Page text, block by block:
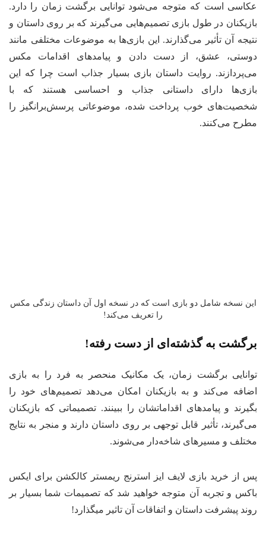
عکاسی است که متوجه می‌شود توانایی برگشت زمان را دارد.
بازیکنان در طول بازی تصمیم‌هایی می‌گیرند که بر روی داستان و
نتیجه آن تأثیر می‌گذارند. این بازی‌ها به موضوعات مختلفی مانند
دوستی، عشق، از دست دادن و پیامدهای اقدامات مکس
می‌پردازند. روایت داستان بازی بسیار جذاب است چرا که این
بازی‌ها دارای داستانی جذاب و احساسی هستند که با
شخصیت‌های خوب پرداخت شده، موضوعاتی پرسش‌برانگیز را
مطرح می‌کنند.
این نسخه شامل دو بازی است که در نسخه اول آن داستان زندگی مکس
را تعریف می‌کند!
برگشت به گذشته‌ای از دست رفته!
توانایی برگشت زمان، یک مکانیک منحصر به فرد را به بازی
اضافه می‌کند و به بازیکنان امکان می‌دهد تصمیم‌های خود را
بگیرند و پیامدهای اقداماتشان را ببینند. تصمیماتی که بازیکنان
می‌گیرند، تأثیر قابل توجهی بر روی داستان دارند و منجر به نتایج
مختلف و مسیرهای شاخه‌دار می‌شوند.
پس از خرید بازی لایف ایز استرنج ریمستر کالکشن برای ایکس
باکس و تجربه آن متوجه خواهید شد که تصمیمات شما بسیار بر
روند پیشرفت داستان و اتفاقات آن تاثیر میگذارد!